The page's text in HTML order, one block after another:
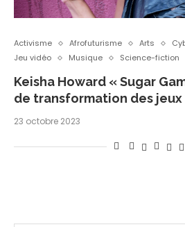
Activisme Afrofuturisme Arts
Jeu vidéo
Musique Science-fiction
Keisha Howard « Sugar
de transformation des jeux
23 octobre 2023